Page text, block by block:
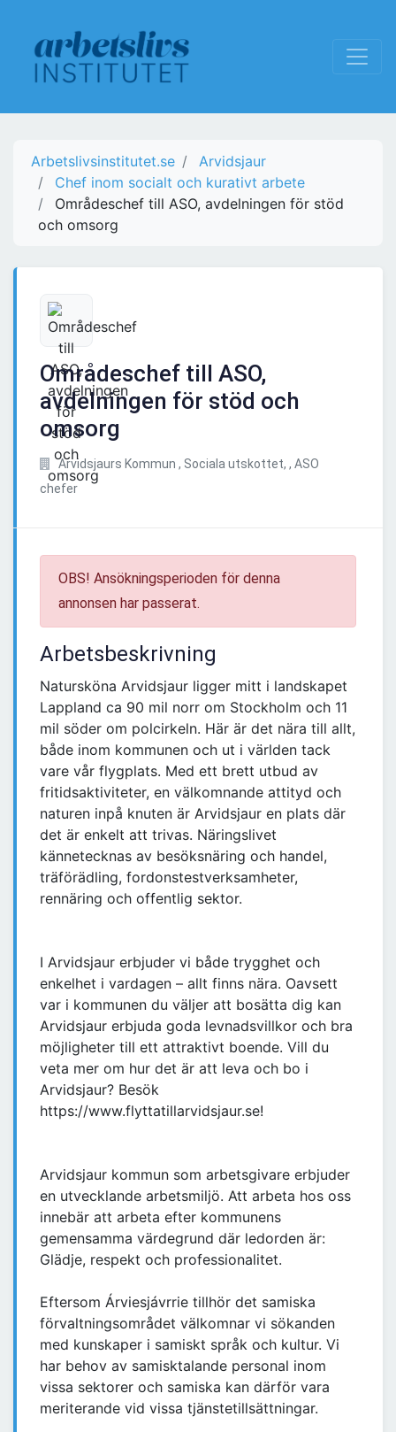
Arbetslivsinstitutet.se
Arvidsjaur
Chef inom socialt och kurativt arbete
Områdeschef till ASO, avdelningen för stöd
och omsorg
Områdeschef till ASO,
avdelningen för stöd och
omsorg
Arvidsjaurs Kommun , Sociala utskottet, , ASO
chefer
OBS! Ansökningsperioden för denna
annonsen har passerat.
Arbetsbeskrivning
Natursköna Arvidsjaur ligger mitt i landskapet
Lappland ca 90 mil norr om Stockholm och 11
mil söder om polcirkeln. Här är det nära till allt,
både inom kommunen och ut i världen tack
vare vår flygplats. Med ett brett utbud av
fritidsaktiviteter, en välkomnande attityd och
naturen inpå knuten är Arvidsjaur en plats där
det är enkelt att trivas. Näringslivet
kännetecknas av besöksnäring och handel,
träförädling, fordonstestverksamheter,
rennäring och offentlig sektor.
I Arvidsjaur erbjuder vi både trygghet och
enkelhet i vardagen – allt finns nära. Oavsett
var i kommunen du väljer att bosätta dig kan
Arvidsjaur erbjuda goda levnadsvillkor och bra
möjligheter till ett attraktivt boende. Vill du
veta mer om hur det är att leva och bo i
Arvidsjaur? Besök
https://www.flyttatillarvidsjaur.se!
Arvidsjaur kommun som arbetsgivare erbjuder
en utvecklande arbetsmiljö. Att arbeta hos oss
innebär att arbeta efter kommunens
gemensamma värdegrund där ledorden är:
Glädje, respekt och professionalitet.
Eftersom Árviesjávrrie tillhör det samiska
förvaltningsområdet välkomnar vi sökanden
med kunskaper i samiskt språk och kultur. Vi
har behov av samisktalande personal inom
vissa sektorer och samiska kan därför vara
meriterande vid vissa tjänstetillsättningar.